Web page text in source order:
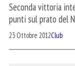
Seconda vittoria
punti sul prato del
23 Ottobre 2012Club